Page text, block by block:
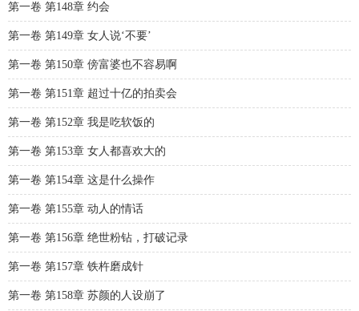
第一卷 第148章 约会
第一卷 第149章 女人说‘不要’
第一卷 第150章 傍富婆也不容易啊
第一卷 第151章 超过十亿的拍卖会
第一卷 第152章 我是吃软饭的
第一卷 第153章 女人都喜欢大的
第一卷 第154章 这是什么操作
第一卷 第155章 动人的情话
第一卷 第156章 绝世粉钻，打破记录
第一卷 第157章 铁杵磨成针
第一卷 第158章 苏颜的人设崩了